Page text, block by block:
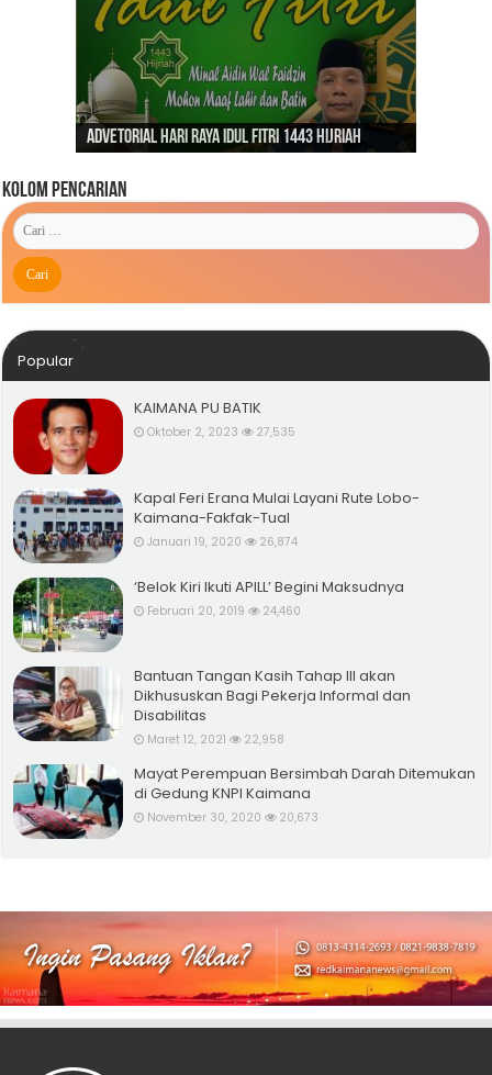
Dirgahayu Indonesiaku ‘Pulih Lebih Cepat, Bangkit
Lebih Kuat’
Advetorial Hari Raya Idul Fitri 1443 Hijriah
Kunjungan Presiden RI Joko Widodo ke Kaimana
Tahun 2019
Kolom Pencarian
Popular
KAIMANA PU BATIK
Oktober 2, 2023 27,535
Kapal Feri Erana Mulai Layani Rute Lobo-
Kaimana-Fakfak-Tual
Januari 19, 2020 26,874
‘Belok Kiri Ikuti APILL’ Begini Maksudnya
Februari 20, 2019 24,460
Bantuan Tangan Kasih Tahap III akan
Dikhususkan Bagi Pekerja Informal dan
Disabilitas
Maret 12, 2021 22,958
Mayat Perempuan Bersimbah Darah Ditemukan
di Gedung KNPI Kaimana
November 30, 2020 20,673